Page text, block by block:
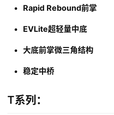
备
练
视
Rapid Rebound前掌
EVLite超轻量中底
大底前掌微三角结构
稳定中桥
T系列：